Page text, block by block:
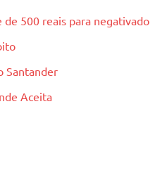
500 reais para negativado
Santander
Aceita